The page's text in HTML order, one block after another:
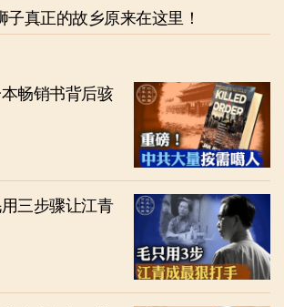
真正的故乡原来在这里！
本畅销书背后骇
用三步骤让江青